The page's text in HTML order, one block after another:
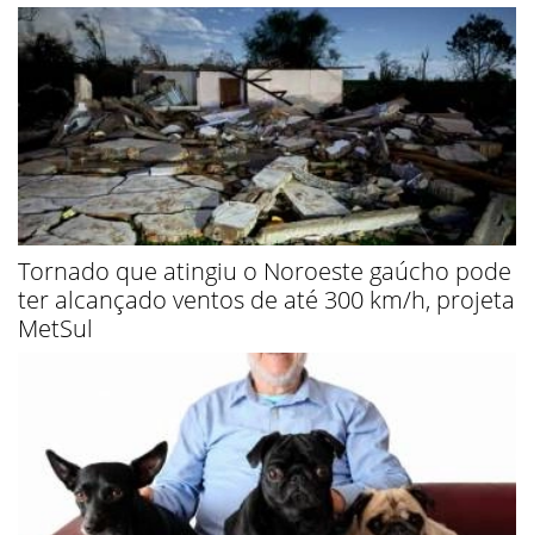
Tornado que atingiu o Noroeste gaúcho pode
ter alcançado ventos de até 300 km/h, projeta
MetSul